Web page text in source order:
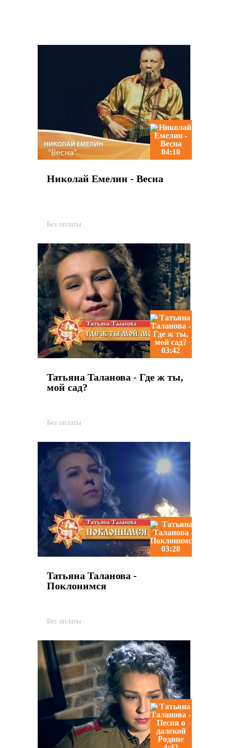
04:10
Николай Емелин - Весна
Без оплаты
03:42
Татьяна Таланова - Где ж ты,
мой сад?
Без оплаты
03:28
Татьяна Таланова -
Поклонимся
Без оплаты